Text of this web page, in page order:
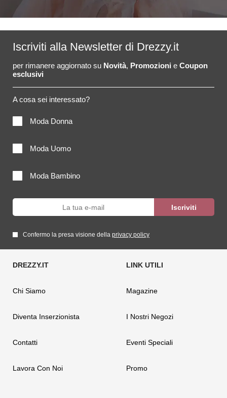
Iscriviti alla Newsletter di Drezzy.it
per rimanere aggiornato su Novità, Promozioni e Coupon
esclusivi
A cosa sei interessato?
Moda Donna
Moda Uomo
Moda Bambino
Confermo la presa visione della privacy policy
Chi Siamo
Diventa Inserzionista
Contatti
Lavora Con Noi
Magazine
I Nostri Negozi
Eventi Speciali
Promo